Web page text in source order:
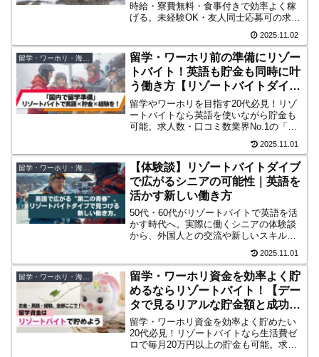
時給・寮費無料・食事付きで効率よく稼
げる。未経験OK・友人同士応募可の求人
2025.11.02
留学・ワーホリ・海外移住
留学・ワーホリ前の準備にリゾー
トバイト！英語も貯金も同時に叶
う働き方【リゾートバイトダイブ
取材】
留学やワーホリを目指す20代必見！リゾ
ートバイトなら英語を使いながら貯金も
可能。求人数・口コミ数業界No.1の「リ
直撃取材。国内で留学準備を始めよう。
2025.11.01
【体験談】リゾートバイトダイブ
で広がるシニアの可能性｜英語を
活かす新しい働き方
50代・60代がリゾートバイトで英語を活
かす時代へ。実際に働くシニアの体験談
から、外国人との交流や新しいスキル習
得のリアルを紹介。年齢を理由に挑戦を
ためらう方へ、ダイブが提案する“働く
旅”の形。
2025.11.01
留学・ワーホリ資金を効率よく貯
めるならリゾートバイト！【デー
タで見るリアルな貯金額と成功
例】
留学・ワーホリ資金を効率よく貯めたい
20代必見！リゾートバイトなら生活費ゼ
ロで毎月20万円以上の貯金も可能。求人